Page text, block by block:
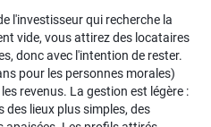
l'investisseur qui recherche la
vide, vous attirez des locataires
donc avec l'intention de rester.
pour les personnes morales)
revenus. La gestion est légère :
des lieux plus simples, des